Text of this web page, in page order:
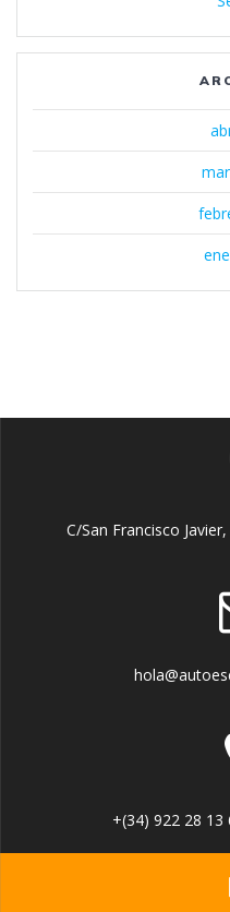
C/San Francisco
+(34) 922 28 13